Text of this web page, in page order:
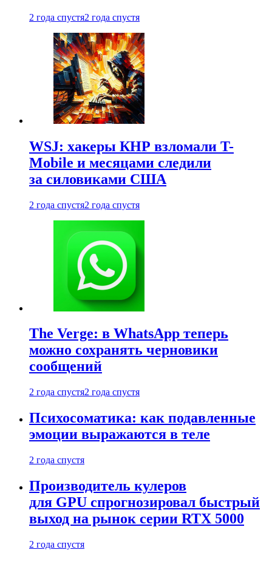
2 года спустя2 года спустя
WSJ: хакеры КНР взломали T-
Mobile и месяцами следили
за силовиками США
2 года спустя2 года спустя
The Verge: в WhatsApp теперь
можно сохранять черновики
сообщений
2 года спустя2 года спустя
Психосоматика: как подавленные
эмоции выражаются в теле
2 года спустя
Производитель кулеров
для GPU спрогнозировал быстрый
выход на рынок серии RTX 5000
2 года спустя